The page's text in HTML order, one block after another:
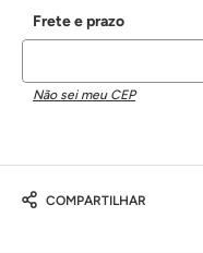
Não sei meu CEP
COMPARTILHAR